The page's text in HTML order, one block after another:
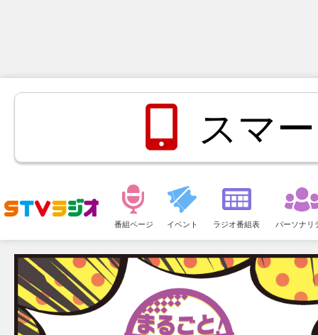
スマ
ュ
ー
番組ページ イベント ラジオ番組表 パーソナリ